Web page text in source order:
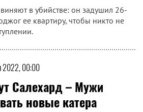
в убийстве: он задушил 26-
ее квартиру, чтобы никто не
2022, 00:00
Салехард – Мужи
новые катера